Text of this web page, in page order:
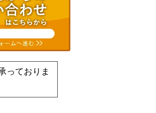
っておりま